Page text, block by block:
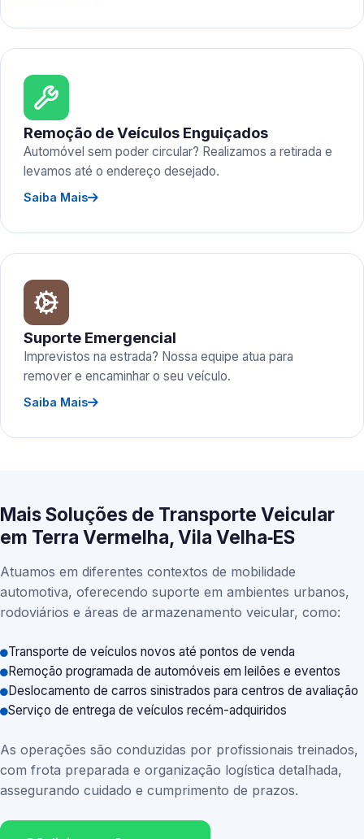
Remoção de Veículos Enguiçados
Automóvel sem poder circular? Realizamos a retirada e
levamos até o endereço desejado.
Saiba Mais
Suporte Emergencial
Imprevistos na estrada? Nossa equipe atua para
remover e encaminhar o seu veículo.
Saiba Mais
Mais Soluções de Transporte Veicular
em Terra Vermelha, Vila Velha‑ES
Atuamos em diferentes contextos de mobilidade
automotiva, oferecendo suporte em ambientes urbanos,
rodoviários e áreas de armazenamento veicular, como:
Transporte de veículos novos até pontos de venda
Remoção programada de automóveis em leilões e eventos
Deslocamento de carros sinistrados para centros de avaliação
Serviço de entrega de veículos recém-adquiridos
As operações são conduzidas por profissionais treinados,
com frota preparada e organização logística detalhada,
assegurando cuidado e cumprimento de prazos.